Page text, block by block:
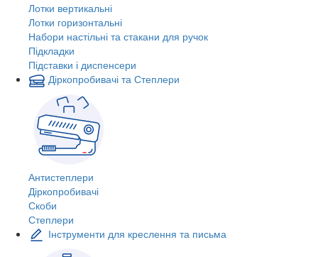
Лотки вертикальні
Лотки горизонтальні
Набори настільні та стакани для ручок
Підкладки
Підставки і диспенсери
Діркопробивачі та Степлери
Антистеплери
Діркопробивачі
Скоби
Степлери
Інструменти для креслення та письма